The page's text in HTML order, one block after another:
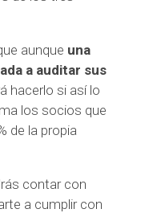
aunque una
a auditar sus
hacerlo si así lo
los socios que
de la propia
contar con
a cumplir con